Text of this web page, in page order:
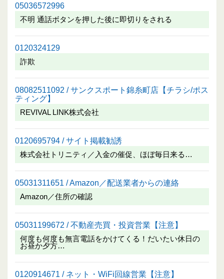
05036572996
不明 通話ボタンを押した後に即切りをされる
0120324129
詐欺
08082511092 / サンクスポート錦糸町店【チラシ/ポス
ティング】
REVIVAL LINK株式会社
0120695794 / サイト掲載勧誘
株式会社トリニティ／入金の催促、ほぼ毎日来る…
05031311651 / Amazon／配送業者からの連絡
Amazon／住所の確認
05031199672 / 不動産売買・投資営業【注意】
何度も何度も無言電話をかけてくる！だいたい休日の
お昼か夕方…
0120914671 / ネット・WiFi回線営業【注意】